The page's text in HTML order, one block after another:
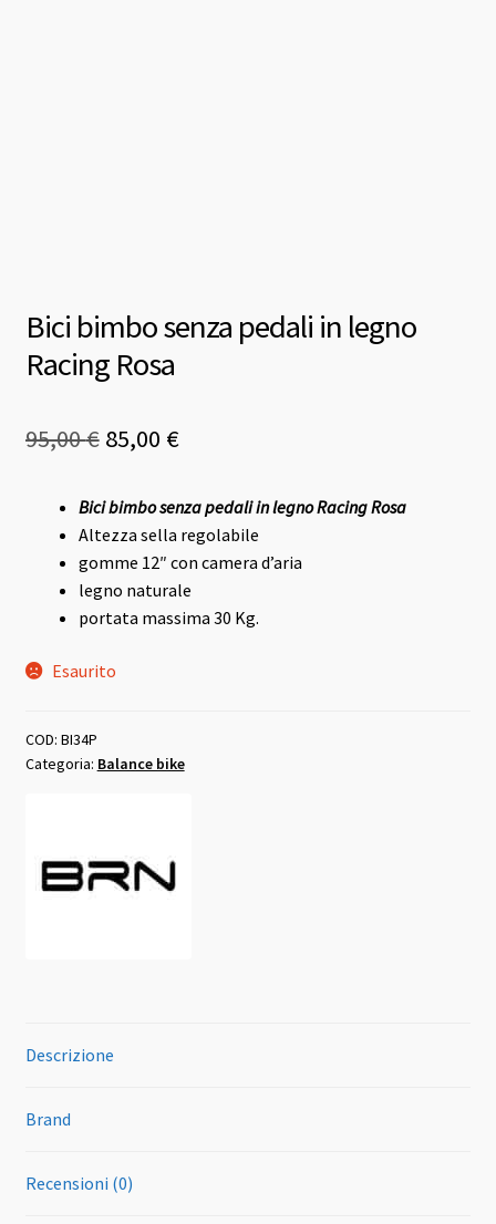
Bici bimbo senza pedali in legno
Racing Rosa
95,00€ Il
originale
era:
95,00 €.
85,00 €Il
attuale
è:
85,00 €.
Bici bimbo senza pedali in legno Racing Rosa
Altezza sella regolabile
gomme 12″ con camera d’aria
legno naturale
portata massima 30 Kg.
Esaurito
COD: BI34P
Categoria: Balance bike
Descrizione
Brand
Recensioni (0)